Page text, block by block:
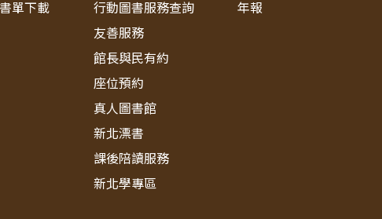
單下載
行動圖書服務查詢
友善服務
館長與民有約
座位預約
真人圖書館
新北漂書
課後陪讀服務
新北學專區
年報